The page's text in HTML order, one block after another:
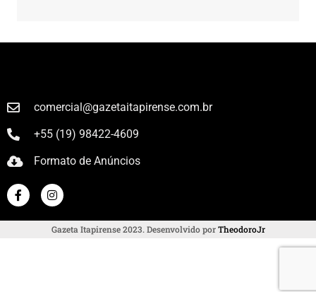
comercial@gazetaitapirense.com.br
+55 (19) 98422-4609
Formato de Anúncios
Gazeta Itapirense 2023. Desenvolvido porTheodoroJr